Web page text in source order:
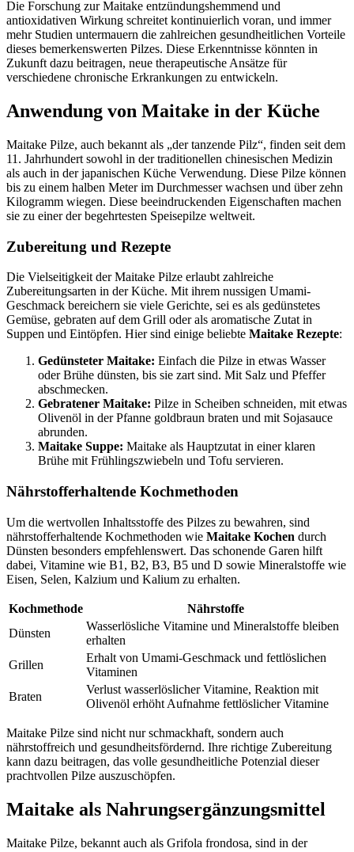
Die Forschung zur Maitake entzündungshemmend und
antioxidativen Wirkung schreitet kontinuierlich voran, und immer
mehr Studien untermauern die zahlreichen gesundheitlichen Vorteile
dieses bemerkenswerten Pilzes. Diese Erkenntnisse könnten in
Zukunft dazu beitragen, neue therapeutische Ansätze für
verschiedene chronische Erkrankungen zu entwickeln.
Anwendung von Maitake in der Küche
Maitake Pilze, auch bekannt als „der tanzende Pilz“, finden seit dem
11. Jahrhundert sowohl in der traditionellen chinesischen Medizin
als auch in der japanischen Küche Verwendung. Diese Pilze können
bis zu einem halben Meter im Durchmesser wachsen und über zehn
Kilogramm wiegen. Diese beeindruckenden Eigenschaften machen
sie zu einer der begehrtesten Speisepilze weltweit.
Zubereitung und Rezepte
Die Vielseitigkeit der Maitake Pilze erlaubt zahlreiche
Zubereitungsarten in der Küche. Mit ihrem nussigen Umami-
Geschmack bereichern sie viele Gerichte, sei es als gedünstetes
Gemüse, gebraten auf dem Grill oder als aromatische Zutat in
Suppen und Eintöpfen. Hier sind einige beliebte Maitake Rezepte:
Gedünsteter Maitake: Einfach die Pilze in etwas Wasser
oder Brühe dünsten, bis sie zart sind. Mit Salz und Pfeffer
abschmecken.
Gebratener Maitake: Pilze in Scheiben schneiden, mit etwas
Olivenöl in der Pfanne goldbraun braten und mit Sojasauce
abrunden.
Maitake Suppe: Maitake als Hauptzutat in einer klaren
Brühe mit Frühlingszwiebeln und Tofu servieren.
Nährstofferhaltende Kochmethoden
Um die wertvollen Inhaltsstoffe des Pilzes zu bewahren, sind
nährstofferhaltende Kochmethoden wie Maitake Kochen durch
Dünsten besonders empfehlenswert. Das schonende Garen hilft
dabei, Vitamine wie B1, B2, B3, B5 und D sowie Mineralstoffe wie
Eisen, Selen, Kalzium und Kalium zu erhalten.
Kochmethode
Nährstoffe
Dünsten
Wasserlösliche Vitamine und Mineralstoffe bleiben
erhalten
Grillen
Erhalt von Umami-Geschmack und fettlöslichen
Vitaminen
Braten
Verlust wasserlöslicher Vitamine, Reaktion mit
Olivenöl erhöht Aufnahme fettlöslicher Vitamine
Maitake Pilze sind nicht nur schmackhaft, sondern auch
nährstoffreich und gesundheitsfördernd. Ihre richtige Zubereitung
kann dazu beitragen, das volle gesundheitliche Potenzial dieser
prachtvollen Pilze auszuschöpfen.
Maitake als Nahrungsergänzungsmittel
Maitake Pilze, bekannt auch als Grifola frondosa, sind in der